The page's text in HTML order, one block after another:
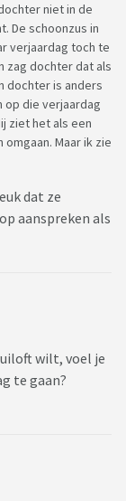
niet in de
De schoonzus in
verjaardag toch te
zag dochter dat als
dochter is anders
op die verjaardag
ziet het als een
Maar ik zie
dat ze
aanspreken als
wilt, voel je
te gaan?